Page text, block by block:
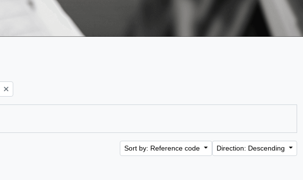
Sort by: Reference code Direction: Descending